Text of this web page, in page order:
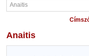
Anaitis